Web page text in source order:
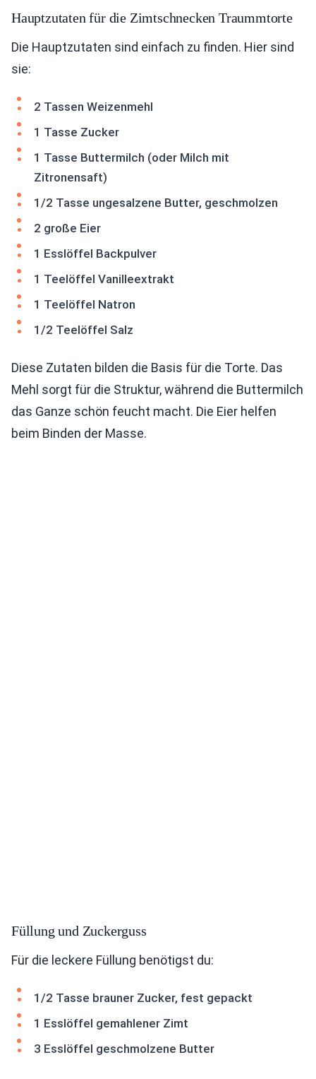
Hauptzutaten für die Zimtschnecken Traummtorte
Die Hauptzutaten sind einfach zu finden. Hier sind
sie:
2 Tassen Weizenmehl
1 Tasse Zucker
1 Tasse Buttermilch (oder Milch mit
Zitronensaft)
1/2 Tasse ungesalzene Butter, geschmolzen
2 große Eier
1 Esslöffel Backpulver
1 Teelöffel Vanilleextrakt
1 Teelöffel Natron
1/2 Teelöffel Salz
Diese Zutaten bilden die Basis für die Torte. Das
Mehl sorgt für die Struktur, während die Buttermilch
das Ganze schön feucht macht. Die Eier helfen
beim Binden der Masse.
Füllung und Zuckerguss
Für die leckere Füllung benötigst du:
1/2 Tasse brauner Zucker, fest gepackt
1 Esslöffel gemahlener Zimt
3 Esslöffel geschmolzene Butter